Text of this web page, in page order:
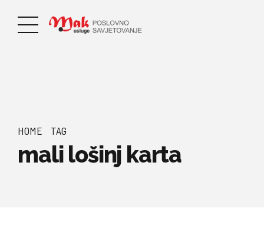
HOME TAG
mali lošinj karta